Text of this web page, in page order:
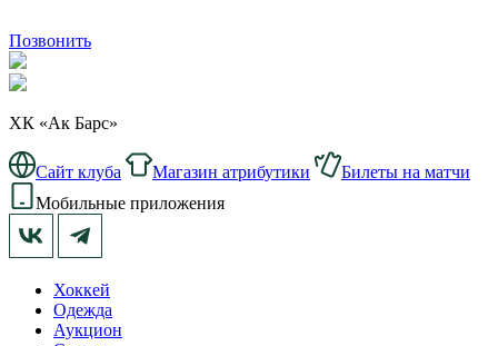
Позвонить
ХК «Ак Барс»
Сайт клуба Магазин атрибутики
Билеты на матчи
Мобильные приложения
Хоккей
Одежда
Аукцион